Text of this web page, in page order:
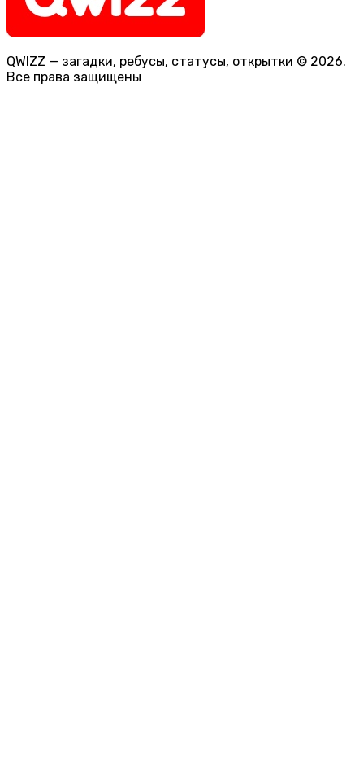
QWIZZ — загадки, ребусы, статусы, открытки © 2026.
Все права защищены